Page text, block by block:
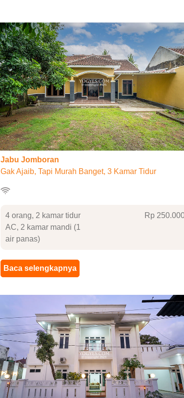
Jabu Jomboran
Gak Ajaib, Tapi Murah Banget, 3 Kamar Tidur
4 orang, 2 kamar tidur
AC, 2 kamar mandi (1
air panas)
Rp 250
Baca selengkapnya